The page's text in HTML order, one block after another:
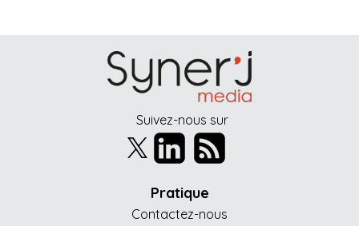
Suivez-nous sur
Pratique
Contactez-nous